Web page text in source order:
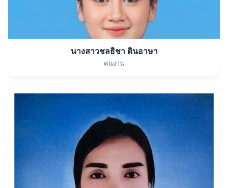
นางสาวชลธิชา ตินอาษา
คนงาน